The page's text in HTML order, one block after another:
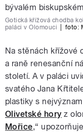
Gotická křížová chodba
paláci v Olomouci
foto:
Na stěnách křížové
a raně renesanční
století. A v paláci
svatého Jana
plastiky s
Olivetské hory z
Mořice,“